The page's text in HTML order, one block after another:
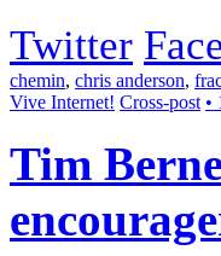
Twitter
chemin, chris anderson,
Vive Internet! Cross-post •
Tim